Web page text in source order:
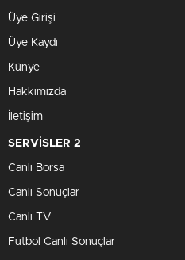
Üye Girişi
Üye Kaydı
Künye
Hakkımızda
İletişim
SERVİSLER 2
Canlı Borsa
Canlı Sonuçlar
Canlı TV
Futbol Canlı Sonuçlar